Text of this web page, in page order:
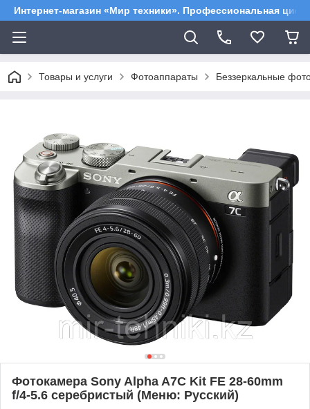
Интернет-магазин «Мир техники». Профессиональная
Товары и услуги Фотоаппараты Беззеркальные
Фотокамера Sony Alpha A7C Kit FE 28-60mm
f/4-5.6 серебристый (Меню: Русский)